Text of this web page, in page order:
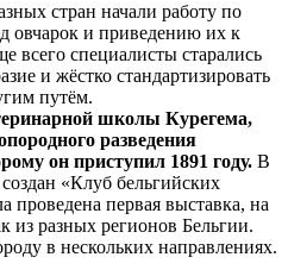
стран начали работу по
овчарок и приведению их к
всего специалисты старались
и жёстко стандартизировать
путём.
школы Курегема,
разведения
он приступил 1891 году. В
«Клуб бельгийских
проведена первая выставка, на
из разных регионов Бельгии.
в нескольких направлениях.